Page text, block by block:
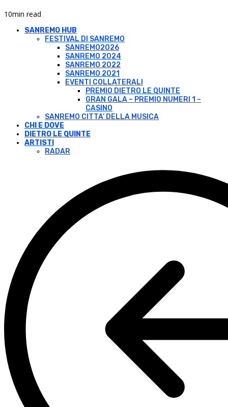
10min read
SANREMO HUB
FESTIVAL DI SANREMO
SANREMO2026
SANREMO 2024
SANREMO 2022
SANREMO 2021
EVENTI COLLATERALI
PREMIO DIETRO LE QUINTE
GRAN GALA – PREMIO NUMERI 1 –
CASINO
SANREMO CITTA’ DELLA MUSICA
CHI E DOVE
DIETRO LE QUINTE
ARTISTI
RADAR